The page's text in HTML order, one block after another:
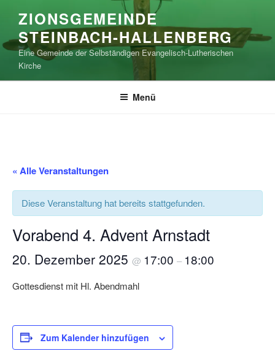
Inhalt
springen
ZIONSGEMEINDE
STEINBACH-HALLENBERG
Eine Gemeinde der Selbständigen Evangelisch-Lutherischen
Kirche
Menü
« Alle Veranstaltungen
Diese Veranstaltung hat bereits stattgefunden.
Vorabend 4. Advent Arnstadt
20. Dezember 2025 @ 17:00 – 18:00
Gottesdienst mit Hl. Abendmahl
Zum Kalender hinzufügen